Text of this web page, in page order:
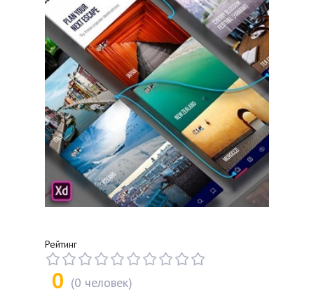
Рейтинг
0 (0 человек)